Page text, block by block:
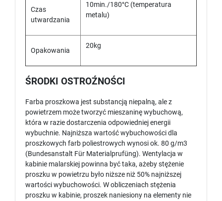
Czas
utwardzania
10min./180°C (temperatura
metalu)
Opakowania
20kg
ŚRODKI OSTROŹNOŚCI
Farba proszkowa jest substancją niepalną, ale z
powietrzem może tworzyć mieszaninę wybuchową,
która w razie dostarczenia odpowiedniej energii
wybuchnie. Najniższa wartość wybuchowości dla
proszkowych farb poliestrowych wynosi ok. 80 g/m3
(Bundesanstalt Für Materialprufüng). Wentylacja w
kabinie malarskiej powinna być taka, ażeby stężenie
proszku w powietrzu było niższe niż 50% najniższej
wartości wybuchowości. W obliczeniach stężenia
proszku w kabinie, proszek naniesiony na elementy nie